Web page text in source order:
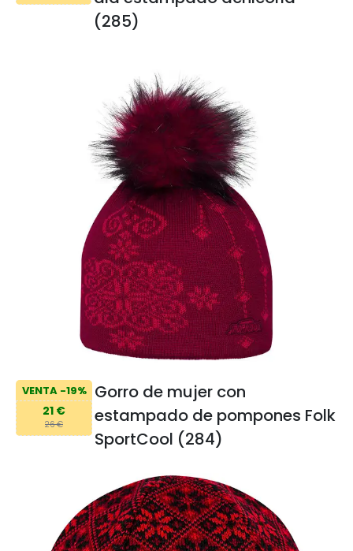
(285)
VENTA -19%
21 €
26 €
Gorro de mujer con
estampado de pompones Folk
SportCool (284)